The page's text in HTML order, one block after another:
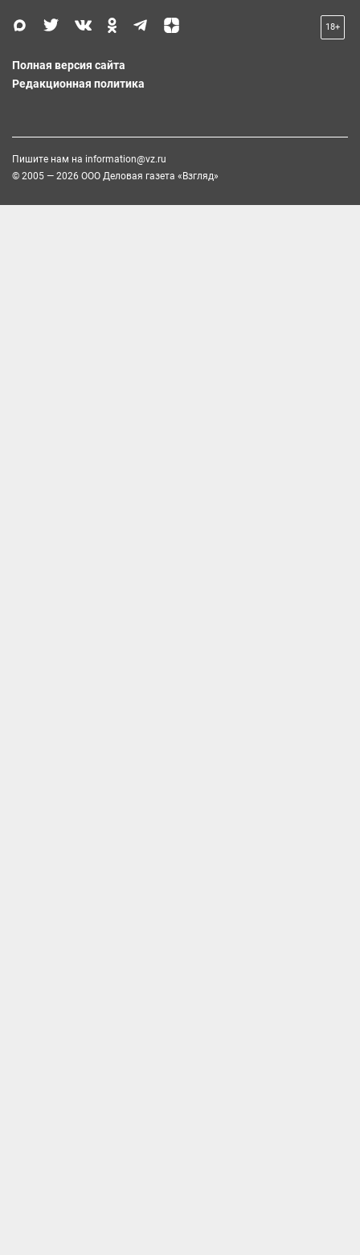
18+
Полная версия сайта
Редакционная политика
Пишите нам на information@vz.ru
© 2005 — 2026 ООО Деловая газета «Взгляд»